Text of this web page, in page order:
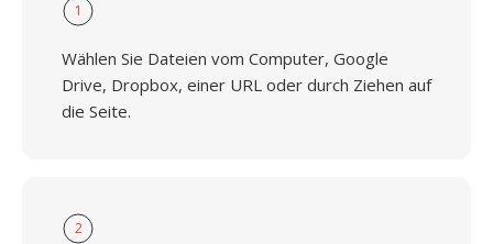
1
Wählen Sie Dateien vom Computer, Google
Drive, Dropbox, einer URL oder durch Ziehen auf
die Seite.
2